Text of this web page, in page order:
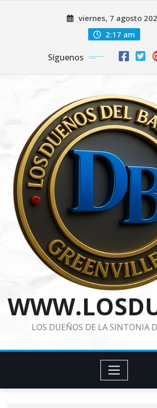
viernes, 7 agosto
2:17 am
Síguenos
LOS DUEÑOS DE LA SINTONIA